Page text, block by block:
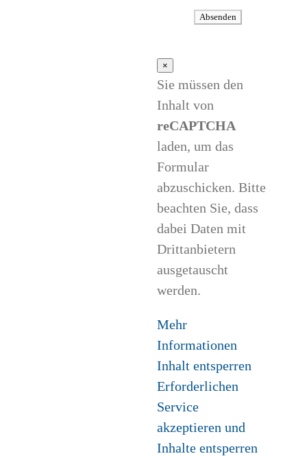
×
Sie müssen den
Inhalt von
reCAPTCHA
laden, um das
Formular
abzuschicken. Bitte
beachten Sie, dass
dabei Daten mit
Drittanbietern
ausgetauscht
werden.
Mehr
Informationen
Inhalt entsperren
Erforderlichen
Service
akzeptieren und
Inhalte entsperren